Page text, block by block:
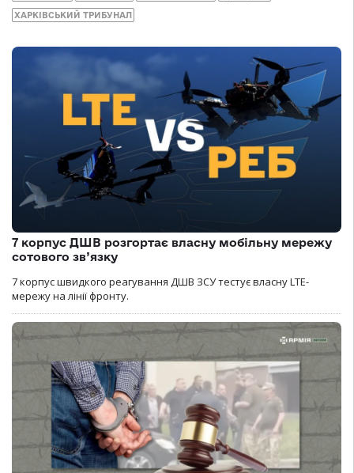
ХАРКІВСЬКИЙ ТРИБУНАЛ
7 корпус ДШВ розгортає власну мобільну мережу
сотового зв’язку
7 корпус швидкого реагування ДШВ ЗСУ тестує власну LTE-
мережу на лінії фронту.